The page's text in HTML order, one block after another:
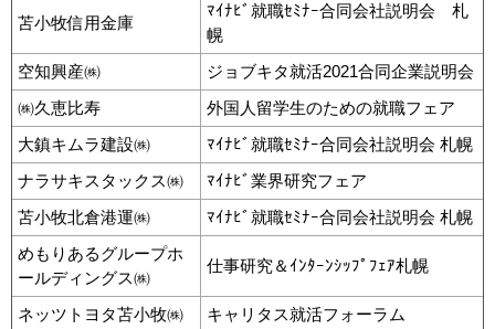
苫小牧信用金庫
ﾏｲﾅﾋﾞ就職ｾﾐﾅｰ合同会社説明会 札
幌
空知興産㈱
ジョブキタ就活2021合同企業説明会
㈱久恵比寿
外国人留学生のための就職フェア
大鎮キムラ建設㈱
ﾏｲﾅﾋﾞ就職ｾﾐﾅｰ合同会社説明会 札幌
ナラサキスタックス㈱
ﾏｲﾅﾋﾞ業界研究フェア
苫小牧北倉港運㈱
ﾏｲﾅﾋﾞ就職ｾﾐﾅｰ合同会社説明会 札幌
めもりあるグループホ
ールディングス㈱
仕事研究＆ｲﾝﾀｰﾝｼｯﾌﾟﾌｪｱ札幌
ネッツトヨタ苫小牧㈱ キャリタス就活フォーラム